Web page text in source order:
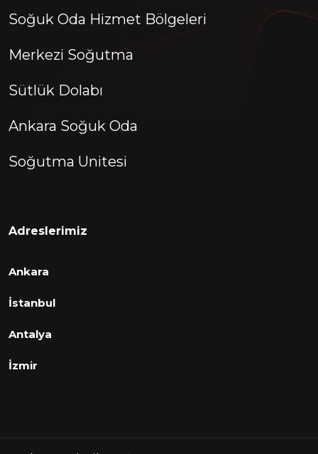
Soğuk Oda Hizmet Bölgeleri
Merkezi Soğutma
Sütlük Dolabı
Ankara Soğuk Oda
Soğutma Unitesi
Adreslerimiz
Ankara
İstanbul
Antalya
İzmir